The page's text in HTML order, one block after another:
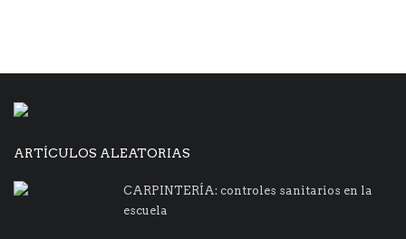
ARTÍCULOS ALEATORIAS
CARPINTERÍA: controles sanitarios en la
escuela